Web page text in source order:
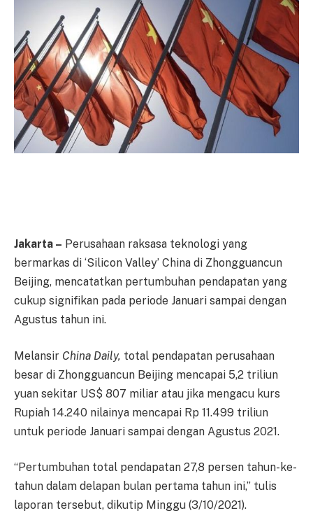
Jakarta – Perusahaan raksasa teknologi yang
bermarkas di ‘Silicon Valley’ China di Zhongguancun
Beijing, mencatatkan pertumbuhan pendapatan yang
cukup signifikan pada periode Januari sampai dengan
Agustus tahun ini.
Melansir China Daily, total pendapatan perusahaan
besar di Zhongguancun Beijing mencapai 5,2 triliun
yuan sekitar US$ 807 miliar atau jika mengacu kurs
Rupiah 14.240 nilainya mencapai Rp 11.499 triliun
untuk periode Januari sampai dengan Agustus 2021.
“Pertumbuhan total pendapatan 27,8 persen tahun-ke-
tahun dalam delapan bulan pertama tahun ini,” tulis
laporan tersebut, dikutip Minggu (3/10/2021).